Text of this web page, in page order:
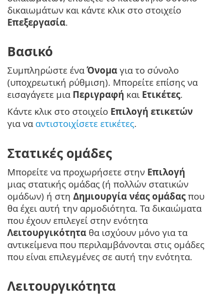
δικαιωμάτων και κάντε κλικ στο στοιχείο
Επεξεργασία.
Βασικό
Συμπληρώστε έναΌνομα για το σύνολο
(υποχρεωτική ρύθμιση). Μπορείτε επίσης να
εισαγάγετε μια Περιγραφή και Ετικέτες.
Κάντε κλικ στο στοιχείο Επιλογή ετικετών
για να αντιστοιχίσετε ετικέτες.
Στατικές ομάδες
Μπορείτε να προχωρήσετε στην Επιλογή
μιας στατικής ομάδας (ή πολλών στατικών
ομάδων) ή στη Δημιουργία νέας ομάδας που
θα έχει αυτή την αρμοδιότητα. Τα δικαιώματα
που έχουν επιλεγεί στην ενότητα
Λειτουργικότητα θα ισχύουν μόνο για τα
αντικείμενα που περιλαμβάνονται στις ομάδες
που είναι επιλεγμένες σε αυτή την ενότητα.
Λειτουργικότητα